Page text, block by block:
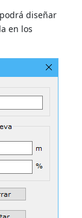
diseñar
en los